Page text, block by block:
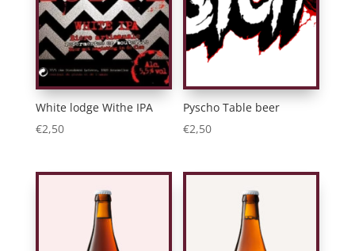
White lodge Withe IPA
€2,50
Pyscho Table beer
€2,50